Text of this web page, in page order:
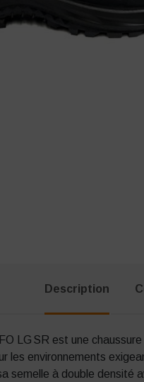
Description
LG SR est une
les environnements
semelle à double densité